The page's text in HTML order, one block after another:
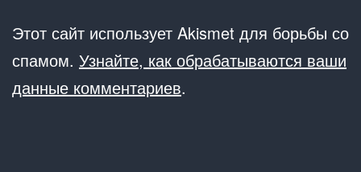
Этот сайт использует Akismet для борьбы со
спамом. Узнайте, как обрабатываются ваши
данные комментариев.